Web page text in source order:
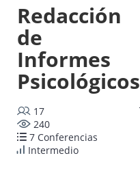
Redacción
de
Informes
Psicológicos
17
240
7 Conferencias
Intermedio